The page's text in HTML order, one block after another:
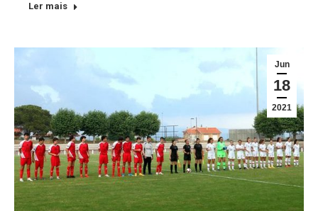
Ler mais
Jun
18
2021